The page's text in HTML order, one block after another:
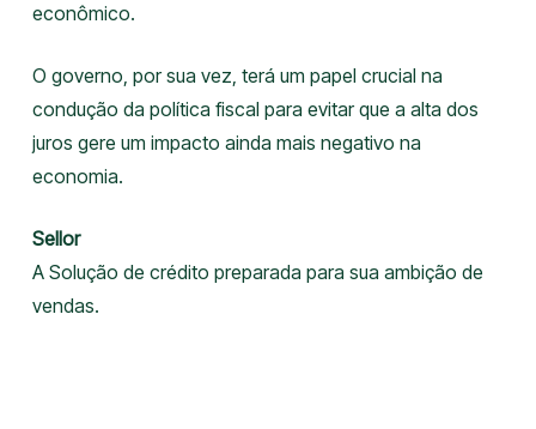
econômico.
O governo, por sua vez, terá um papel crucial na
condução da política fiscal para evitar que a alta dos
juros gere um impacto ainda mais negativo na
economia.
Sellor
A Solução de crédito preparada para sua ambição de
vendas.